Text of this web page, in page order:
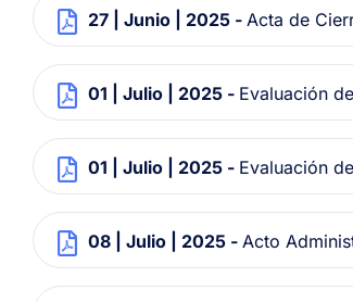
27 | Junio | 2025 - Acta de
01 | Julio | 2025 - Evaluación
01 | Julio | 2025 - Evaluación
08 | Julio | 2025 - Acto